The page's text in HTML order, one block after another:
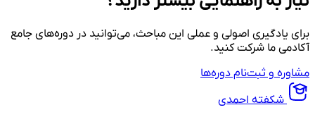
برای یادگیری اصولی و عملی این مباحث، می‌توانید در دوره‌های جامع
آکادمی ما شرکت کنید.
مشاوره و ثبت‌نام دوره‌ها
شکفته احمدی